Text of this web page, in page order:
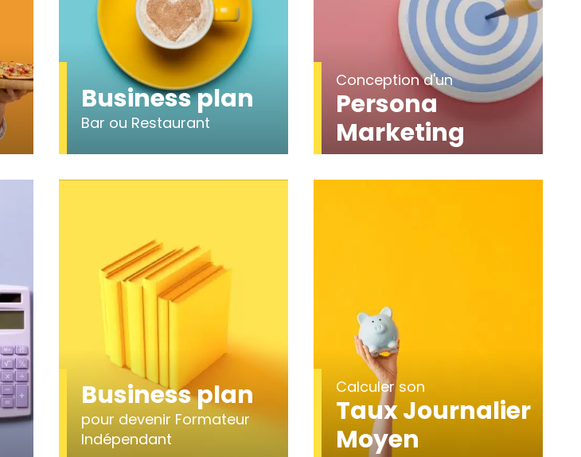
Business plan
Bar ou Restaurant
Conception d'un
Persona
Marketing
Business plan
pour devenir Formateur
Indépendant
Calculer son
Taux Journalier
Moyen